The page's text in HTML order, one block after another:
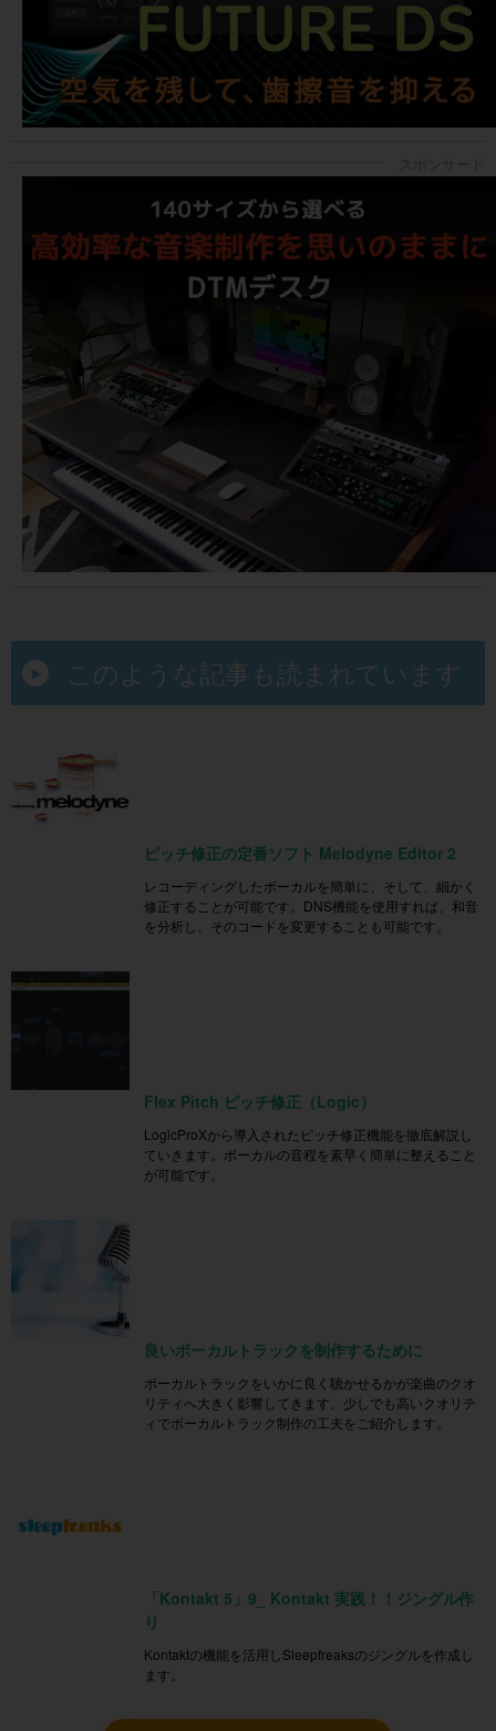
このような記事も読まれています
ピッチ修正の定番ソフト Melodyne Editor 2
レコーディングしたボーカルを簡単に、そして、細かく
修正することが可能です。DNS機能を使用すれば、和音
を分析し、そのコードを変更することも可能です。
Flex Pitch ピッチ修正（Logic）
LogicProXから導入されたピッチ修正機能を徹底解説し
ていきます。ボーカルの音程を素早く簡単に整えること
が可能です。
良いボーカルトラックを制作するために
ボーカルトラックをいかに良く聴かせるかが楽曲のクオ
リティへ大きく影響してきます。少しでも高いクオリテ
ィでボーカルトラック制作の工夫をご紹介します。
「Kontakt 5」9_ Kontakt 実践！！ジングル作
り
Kontaktの機能を活用しSleepfreaksのジングルを作成し
ます。